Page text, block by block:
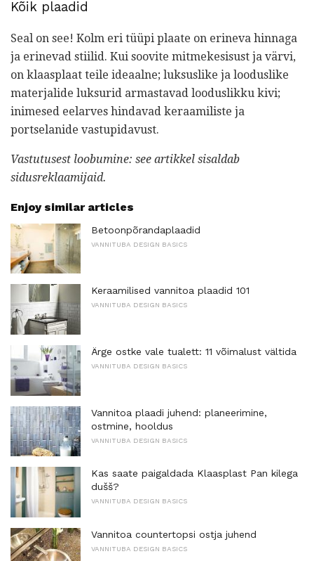
Kõik plaadid
Seal on see! Kolm eri tüüpi plaate on erineva hinnaga
ja erinevad stiilid. Kui soovite mitmekesisust ja värvi,
on klaasplaat teile ideaalne; luksuslike ja looduslike
materjalide luksurid armastavad looduslikku kivi;
inimesed eelarves hindavad keraamiliste ja
portselanide vastupidavust.
Vastutusest loobumine: see artikkel sisaldab
sidusreklaamijaid.
Enjoy similar articles
Betoonpõrandaplaadid
VANNITUBA DESIGN BASICS
Keraamilised vannitoa plaadid 101
VANNITUBA DESIGN BASICS
Ärge ostke vale tualett: 11 võimalust vältida
VANNITUBA DESIGN BASICS
Vannitoa plaadi juhend: planeerimine,
ostmine, hooldus
VANNITUBA DESIGN BASICS
Kas saate paigaldada Klaasplast Pan kilega
dušš?
VANNITUBA DESIGN BASICS
Vannitoa countertopsi ostja juhend
VANNITUBA DESIGN BASICS